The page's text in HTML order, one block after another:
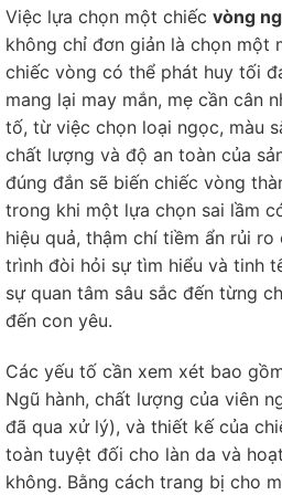
Việc lựa chọn một chiếc vòng
không chỉ đơn giản là chọn một
chiếc vòng có thể phát huy tối
mang lại may mắn, mẹ cần cân
tố, từ việc chọn loại ngọc, màu
chất lượng và độ an toàn của
đúng đắn sẽ biến chiếc vòng
trong khi một lựa chọn sai lầm
hiệu quả, thậm chí tiềm ẩn rủi
trình đòi hỏi sự tìm hiểu và tinh
sự quan tâm sâu sắc đến từng
đến con yêu.
Các yếu tố cần xem xét bao
Ngũ hành, chất lượng của viên
đã qua xử lý), và thiết kế của
toàn tuyệt đối cho làn da và
không. Bằng cách trang bị cho